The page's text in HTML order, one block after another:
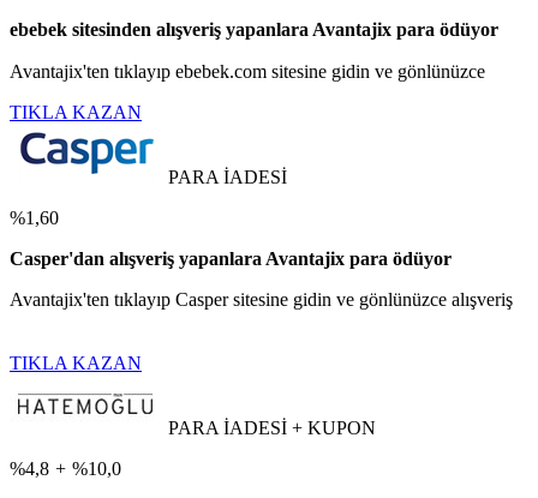
ebebek sitesinden alışveriş yapanlara Avantajix para ödüyor
Avantajix'ten tıklayıp ebebek.com sitesine gidin ve gönlünüzce
TIKLA KAZAN
PARA İADESİ
%1,60
Casper'dan alışveriş yapanlara Avantajix para ödüyor
Avantajix'ten tıklayıp Casper sitesine gidin ve gönlünüzce alışveriş
TIKLA KAZAN
PARA İADESİ + KUPON
%4,8 + %10,0